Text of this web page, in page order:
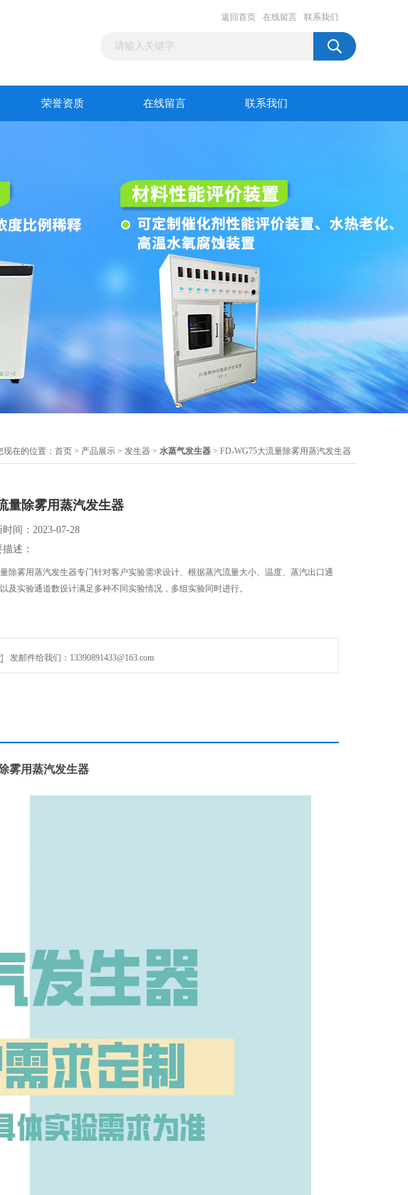
返回首页 在线留言 联系我们
荣誉资质 在线留言 联系我们
现在的位置： 首页 > 产品展示 > 发生器 > 水蒸气发生器 > FD-WG75大流量除雾用蒸汽发生器
量除雾用蒸汽发生器
时间：2023-07-28
述：
除雾用蒸汽发生器专门针对客户实验需求设计、根据蒸汽流量大小、温度、蒸汽出口通
及实验通道数设计满足多种不同实验情况，多组实验同时进行。
发邮件给我们：13390891433@163.com
雾用蒸汽发生器